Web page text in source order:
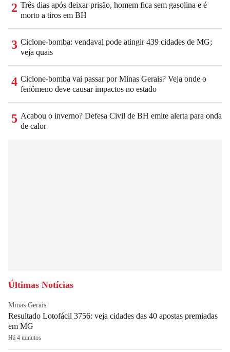
2 Três dias após deixar prisão, homem fica sem gasolina e é
morto a tiros em BH
3 Ciclone-bomba: vendaval pode atingir 439 cidades de MG;
veja quais
4 Ciclone-bomba vai passar por Minas Gerais? Veja onde o
fenômeno deve causar impactos no estado
5 Acabou o inverno? Defesa Civil de BH emite alerta para onda
de calor
Últimas Notícias
Minas Gerais
Resultado Lotofácil 3756: veja cidades das 40 apostas premiadas
em MG
Há 4 minutos